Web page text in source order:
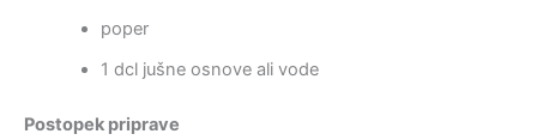
poper
1 dcl jušne osnove ali vode
Postopek priprave